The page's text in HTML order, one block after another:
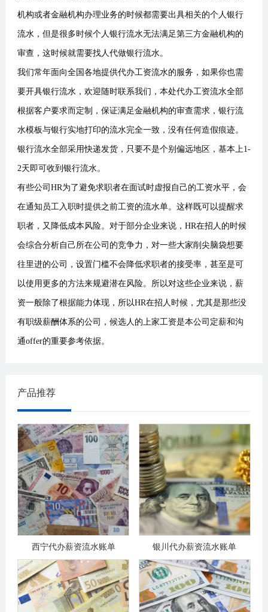
机构或者金融机构办理业务的时候都需要出具相关的个人银行
流水，但是很多时候个人银行流水无法满足第三方金融机构的
审查，这时候就需要找人代做银行流水。
我们常年面向全国各地提供代办工资流水的服务，如果你也需
要开具银行流水，欢迎随时联系我们，本处代办工资流水全部
根据客户要求而定制，保证满足金融机构的审查需求，银行流
水模板与银行实地打印的流水完全一致，没有任何造假痕迹。
银行流水全部采用快递发货，只要不是个别偏远地区，基本上1-
2天即可收到银行流水。
有些公司HR为了避免求职者在面试时虚报自己的工资水平，会
在通知员工入职时提供之前工资的流水单。这样既可以提醒求
职者，又降低成本风险。对于部分企业来说，HR在招人的时候
会综合分析自己所在公司的竞争力，对一些大家削尖脑袋想要
往里进的公司，设置门槛不会降低求职者的接受率，甚至是可
以使用更多的方法来规避潜在风险。所以对这些企业来说，薪
资一般除了根据能力体现，所以HR在招人时候，尤其是那些没
有职级薪酬体系的公司，候选人的上家工资是本公司定薪和沟
通offer的重要参考依据。
产品推荐
西宁代办薪资流水账单 银川代办薪资流水账单